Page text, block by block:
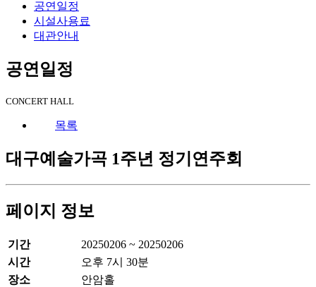
공연일정
시설사용료
대관안내
공연일정
CONCERT HALL
목록
대구예술가곡 1주년 정기연주회
페이지 정보
기간
20250206 ~ 20250206
시간
오후 7시 30분
장소
안암홀